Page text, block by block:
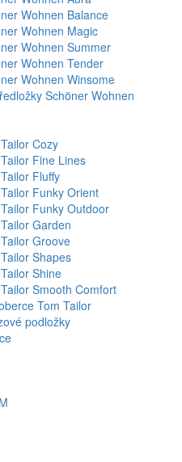
Wohnen Balance
Wohnen Magic
Wohnen Summer
Wohnen Tender
Wohnen Winsome
Schöner Wohnen
Cozy
Fine Lines
Fluffy
Funky Orient
Funky Outdoor
Garden
Groove
Shapes
Shine
Smooth Comfort
Tom Tailor
podložky